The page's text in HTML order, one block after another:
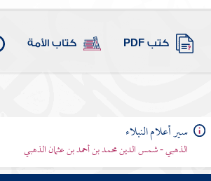
كتب PDF كتاب الأمة
سير أعلام النبلاء
الذهبي - شمس الدين محمد بن أحمد بن عثمان الذهبي